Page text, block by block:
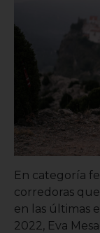
En categoría
corredoras
en las últimas
2022, Eva